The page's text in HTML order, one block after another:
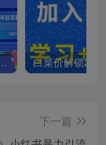
无损下载~
下一篇